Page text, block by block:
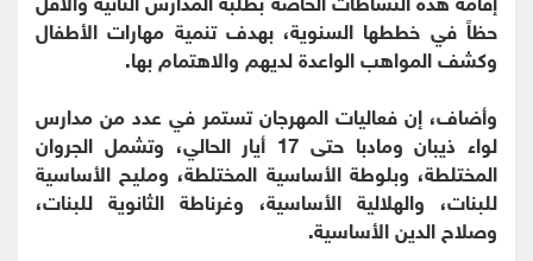
حظاً في خططها السنوية، بهدف تنمية مهارات الأطفال
وكشف المواهب الواعدة لديهم والاهتمام بها.
وأضاف، إن فعاليات المهرجان تستمر في عدد من مدارس
لواء ذيبان ومادبا حتى 17 أيار الحالي، وتشمل الجروان
المختلطة، وبلوطة الأساسية المختلطة، ومليح الأساسية
للبنات، والهلالية الأساسية، وغرناطة الثانوية للبنات،
وصلاح الدين الأساسية.